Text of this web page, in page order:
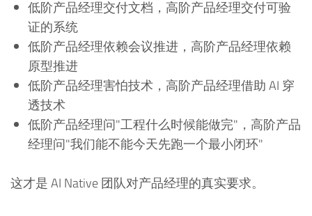
低阶产品经理交付文档，高阶产品经理交付可验
证的系统
低阶产品经理依赖会议推进，高阶产品经理依赖
原型推进
低阶产品经理害怕技术，高阶产品经理借助 AI 穿
透技术
低阶产品经理问"工程什么时候能做完"，高阶产品
经理问"我们能不能今天先跑一个最小闭环"
这才是 AI Native 团队对产品经理的真实要求。